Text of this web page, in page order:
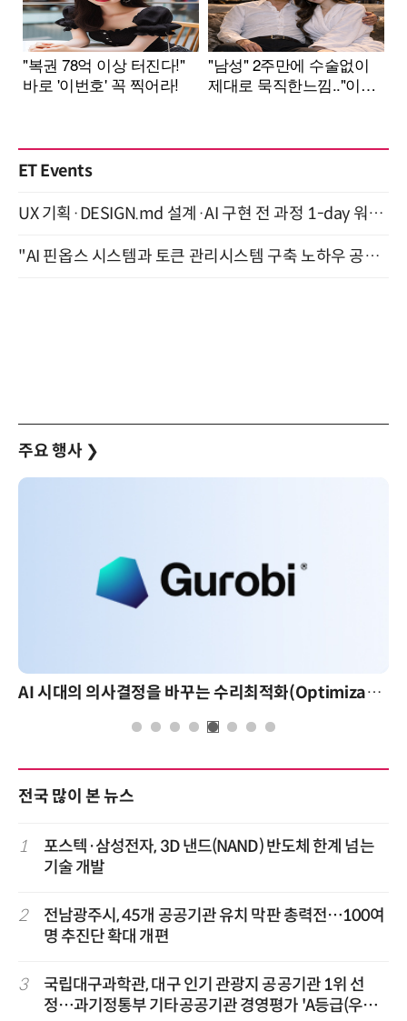
ET Events
UX 기획·DESIGN.md 설계·AI 구현 전 과정 1-day 워크숍 with Claude Code·Codex 9월 15일 개최
"AI 핀옵스 시스템과 토큰 관리시스템 구축 노하우 공개" 잠실 한국광고문화회관 2층 대회의실 (8/21)
주요 행사 ❯
AI 시대의 의사결정을 바꾸는 수리최적화(Optimization): 실제 산업 적용 사례와 활용 전략
전국 많이 본 뉴스
1
포스텍·삼성전자, 3D 낸드(NAND) 반도체 한계 넘는
기술 개발
2
전남광주시, 45개 공공기관 유치 막판 총력전…100여
명 추진단 확대 개편
3
국립대구과학관, 대구 인기 관광지 공공기관 1위 선
정…과기정통부 기타공공기관 경영평가 'A등급(우수)'